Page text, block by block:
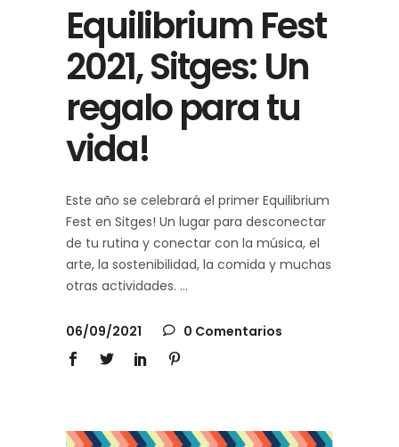
Equilibrium Fest
2021, Sitges: Un
regalo para tu
vida!
Este año se celebrará el primer Equilibrium
Fest en Sitges! Un lugar para desconectar
de tu rutina y conectar con la música, el
arte, la sostenibilidad, la comida y muchas
otras actividades.
06/09/2021 0 Comentarios